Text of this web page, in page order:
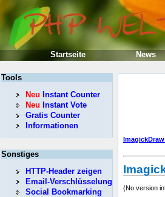
(No version
Tools
Neu Instant Counter
Neu Instant Vote
Gratis Counter
Informationen
Sonstiges
HTTP-Header zeigen
Email-Verschlüsselung
Social Bookmarking
Startseite News